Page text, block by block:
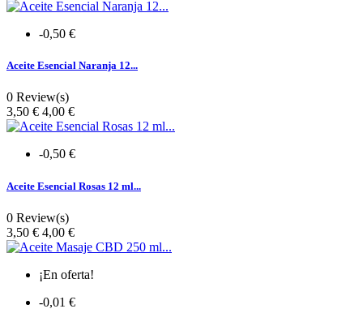
-0,50 €
Aceite Esencial Naranja 12...
0 Review(s)
Precio
3,50 € 4,00 €
-0,50 €
Aceite Esencial Rosas 12 ml...
0 Review(s)
Precio
3,50 € 4,00 €
¡En oferta!
-0,01 €